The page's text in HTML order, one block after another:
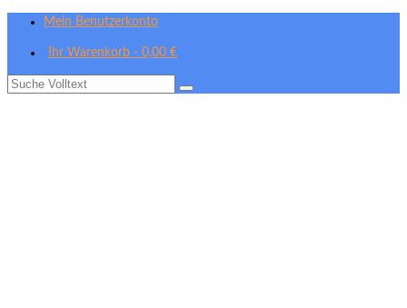
Mein Benutzerkonto
Ihr Warenkorb - 0,00 €
Suche